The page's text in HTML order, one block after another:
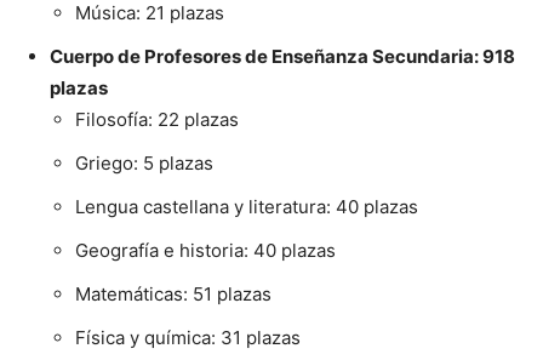
Música: 21 plazas
Cuerpo de Profesores de Enseñanza Secundaria: 918
plazas
Filosofía: 22 plazas
Griego: 5 plazas
Lengua castellana y literatura: 40 plazas
Geografía e historia: 40 plazas
Matemáticas: 51 plazas
Física y química: 31 plazas